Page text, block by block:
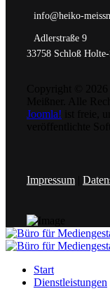
info@heiko-
Adlerstraße 9
33758 Schloß
Joomla!
Impressum
Start
Dienstleistungen